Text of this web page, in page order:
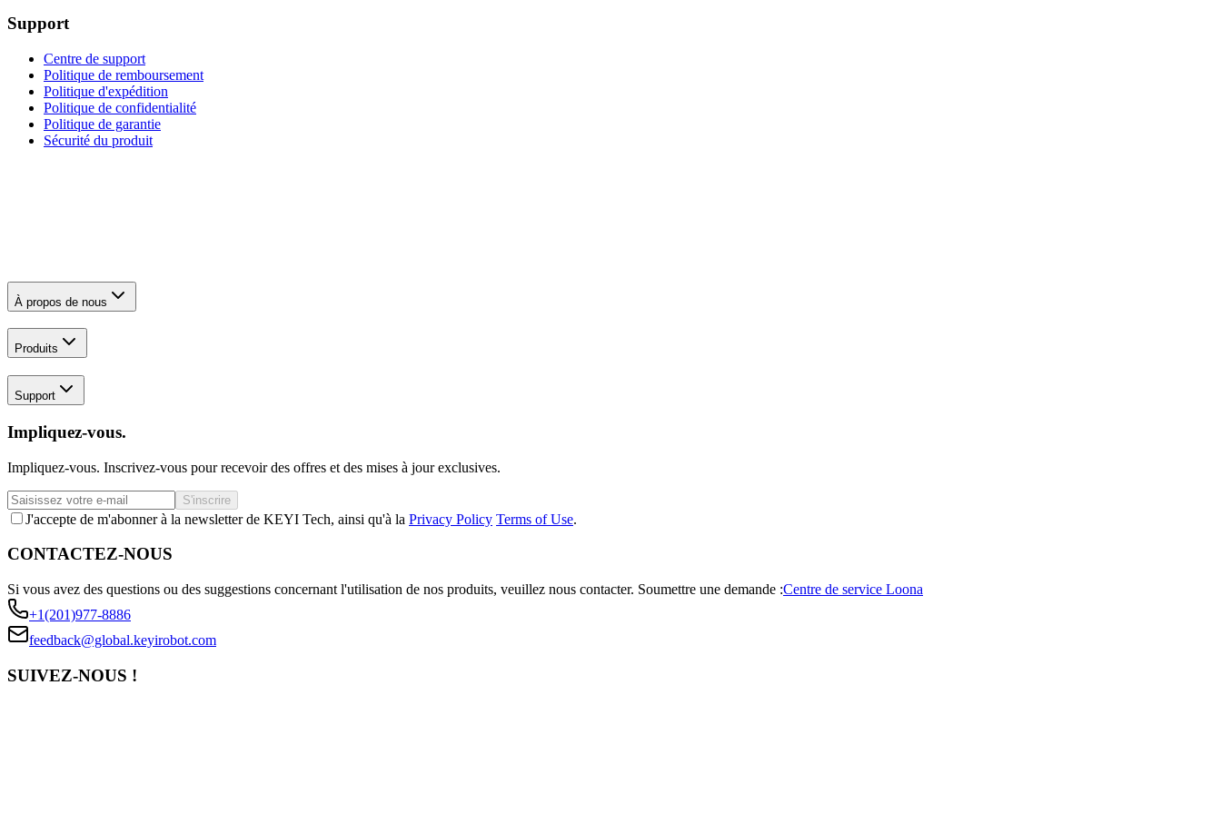
Support
Centre de support
Politique de remboursement
Politique d'expédition
Politique de confidentialité
Politique de garantie
Sécurité du produit
À propos de nous
Produits
Support
Impliquez-vous.
Impliquez-vous. Inscrivez-vous pour recevoir des offres et des mises à jour exclusives.
S'inscrire
J'accepte de m'abonner à la newsletter de KEYI Tech, ainsi qu'à la Privacy Policy Terms of Use.
CONTACTEZ-NOUS
Si vous avez des questions ou des suggestions concernant l'utilisation de nos produits, veuillez nous contacter. Soumettre une demande :Centre de service Loona
+1(201)977-8886
feedback@global.keyirobot.com
SUIVEZ-NOUS !